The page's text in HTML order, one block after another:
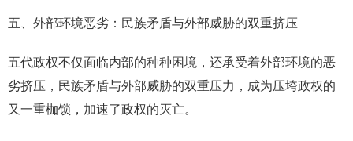
五、外部环境恶劣：民族矛盾与外部威胁的双重挤压
五代政权不仅面临内部的种种困境，还承受着外部环境的恶
劣挤压，民族矛盾与外部威胁的双重压力，成为压垮政权的
又一重枷锁，加速了政权的灭亡。